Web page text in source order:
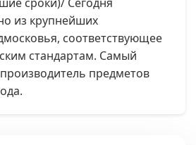
из крупнейших
соответствующее
стандартам. Самый
предметов